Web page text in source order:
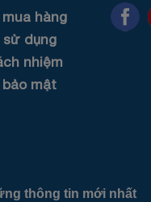
hàng
dụng
nhiệm
mật
thông tin mới nhất